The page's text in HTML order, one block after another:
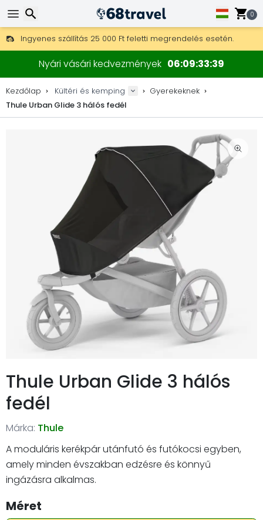
0
Ingyenes szállítás 25 000 Ft feletti megrendelés esetén.
30 nap a visszaküldésre, 90 nap a fa térképekre és dekorokra.
A legjobb árak outdoor felszerelésekre és kiegészítőkre.
Nyári vásári kedvezmények 06 09 33 38
Kezdőlap Kültéri és kemping
Gyerekeknek
Thule Urban Glide 3 hálós fedél
Thule Urban Glide 3 hálós
fedél
Márka: Thule
A moduláris kerékpár utánfutó és futókocsi egyben,
amely minden évszakban edzésre és könnyű
ingázásra alkalmas.
Méret
Keresés